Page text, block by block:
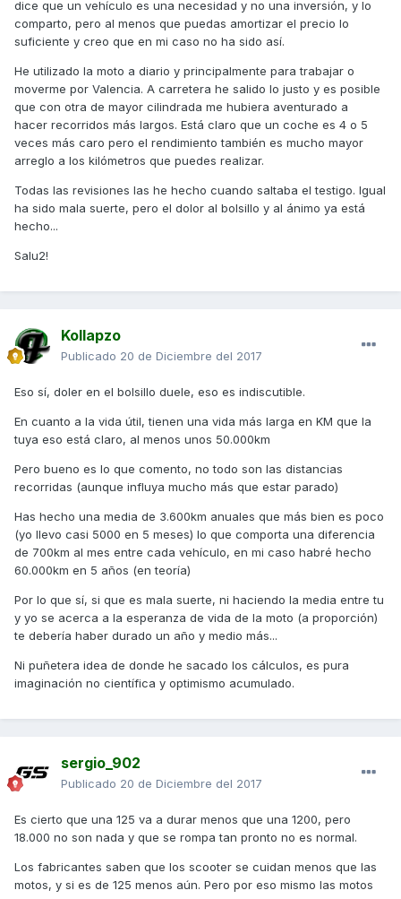
dice que un vehículo es una necesidad y no una inversión, y lo
comparto, pero al menos que puedas amortizar el precio lo
suficiente y creo que en mi caso no ha sido así.
He utilizado la moto a diario y principalmente para trabajar o
moverme por Valencia. A carretera he salido lo justo y es posible
que con otra de mayor cilindrada me hubiera aventurado a
hacer recorridos más largos. Está claro que un coche es 4 o 5
veces más caro pero el rendimiento también es mucho mayor
arreglo a los kilómetros que puedes realizar.
Todas las revisiones las he hecho cuando saltaba el testigo. Igual
ha sido mala suerte, pero el dolor al bolsillo y al ánimo ya está
hecho...
Salu2!
Kollapzo
Publicado 20 de Diciembre del 2017
Eso sí, doler en el bolsillo duele, eso es indiscutible.
En cuanto a la vida útil, tienen una vida más larga en KM que la
tuya eso está claro, al menos unos 50.000km
Pero bueno es lo que comento, no todo son las distancias
recorridas (aunque influya mucho más que estar parado)
Has hecho una media de 3.600km anuales que más bien es poco
(yo llevo casi 5000 en 5 meses) lo que comporta una diferencia
de 700km al mes entre cada vehículo, en mi caso habré hecho
60.000km en 5 años (en teoría)
Por lo que sí, si que es mala suerte, ni haciendo la media entre tu
y yo se acerca a la esperanza de vida de la moto (a proporción)
te debería haber durado un año y medio más...
Ni puñetera idea de donde he sacado los cálculos, es pura
imaginación no científica y optimismo acumulado.
sergio_902
Publicado 20 de Diciembre del 2017
Es cierto que una 125 va a durar menos que una 1200, pero
18.000 no son nada y que se rompa tan pronto no es normal.
Los fabricantes saben que los scooter se cuidan menos que las
motos, y si es de 125 menos aún. Pero por eso mismo las motos